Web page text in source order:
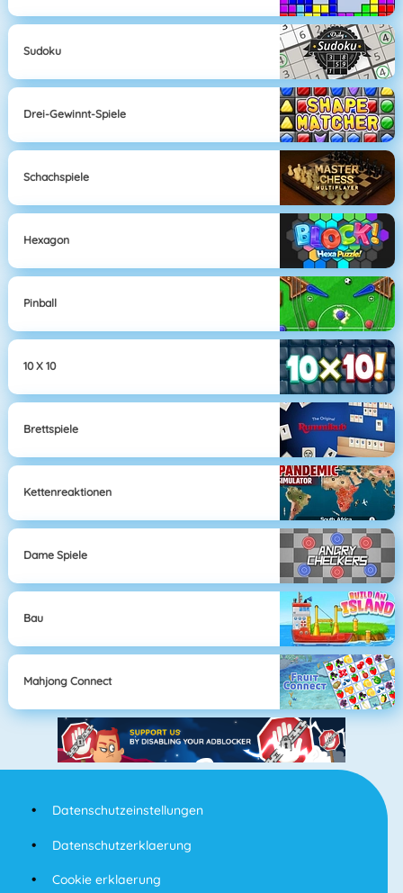
Sudoku
Drei-Gewinnt-Spiele
Schachspiele
Hexagon
Pinball
10 X 10
Brettspiele
Kettenreaktionen
Dame Spiele
Bau
Mahjong Connect
Datenschutzeinstellungen
Datenschutzerklaerung
Cookie erklaerung